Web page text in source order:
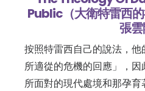
Public（大衛特雷西
張
按照特雷西自己的說法，
所適從的危機的回應」，
所面對的現代處境和那孕